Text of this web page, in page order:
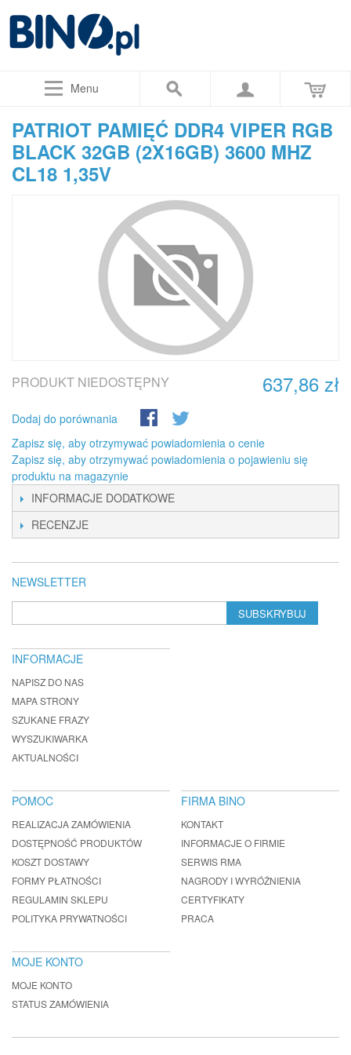
Menu
PATRIOT PAMIĘĆ DDR4 VIPER RGB
BLACK 32GB (2X16GB) 3600 MHZ
CL18 1,35V
637,86 zł
PRODUKT NIEDOSTĘPNY
Dodaj do porównania
Zapisz się, aby otrzymywać powiadomienia o cenie
Zapisz się, aby otrzymywać powiadomienia o pojawieniu się
produktu na magazynie
INFORMACJE DODATKOWE
RECENZJE
NEWSLETTER
SUBSKRYBUJ
INFORMACJE
NAPISZ DO NAS
MAPA STRONY
SZUKANE FRAZY
WYSZUKIWARKA
AKTUALNOŚCI
POMOC
REALIZACJA ZAMÓWIENIA
DOSTĘPNOŚĆ PRODUKTÓW
KOSZT DOSTAWY
FORMY PŁATNOŚCI
REGULAMIN SKLEPU
POLITYKA PRYWATNOŚCI
FIRMA BINO
KONTAKT
INFORMACJE O FIRMIE
SERWIS RMA
NAGRODY I WYRÓŻNIENIA
CERTYFIKATY
PRACA
MOJE KONTO
MOJE KONTO
STATUS ZAMÓWIENIA